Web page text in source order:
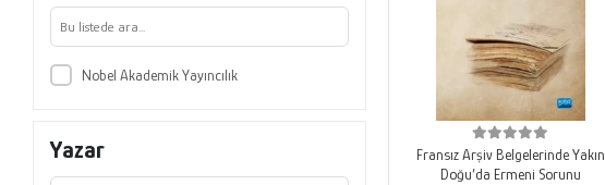
Nobel Akademik Yayıncılık
Yazar
Fransız Arşiv Belgelerinde Yakın
Doğu’da Ermeni Sorunu